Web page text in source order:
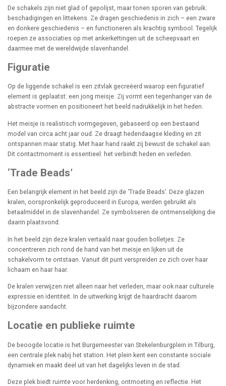
De schakels zijn niet glad of gepolijst, maar tonen sporen van gebruik:
beschadigingen en littekens. Ze dragen geschiedenis in zich – een zware
en donkere geschiedenis – en functioneren als krachtig symbool. Tegelijk
roepen ze associaties op met ankerkettingen uit de scheepvaart en
daarmee met de wereldwijde slavenhandel.
Figuratie
Op de liggende schakel is een zitvlak gecreëerd waarop een figuratief
element is geplaatst: een jong meisje. Zij vormt een tegenhanger van de
abstracte vormen en positioneert het beeld nadrukkelijk in het heden.
Het meisje is realistisch vormgegeven, gebaseerd op een bestaand
model van circa acht jaar oud. Ze draagt hedendaagse kleding en zit
ontspannen maar statig. Met haar hand raakt zij bewust de schakel aan.
Dit contactmoment is essentieel: het verbindt heden en verleden.
‘Trade Beads’
Een belangrijk element in het beeld zijn de ‘Trade Beads’. Deze glazen
kralen, oorspronkelijk geproduceerd in Europa, werden gebruikt als
betaalmiddel in de slavenhandel. Ze symboliseren de ontmenselijking die
daarin plaatsvond.
In het beeld zijn deze kralen vertaald naar gouden bolletjes. Ze
concentreren zich rond de hand van het meisje en lijken uit de
schakelvorm te ontstaan. Vanuit dit punt verspreiden ze zich over haar
lichaam en haar haar.
De kralen verwijzen niet alleen naar het verleden, maar ook naar culturele
expressie en identiteit. In de uitwerking krijgt de haardracht daarom
bijzondere aandacht.
Locatie en publieke ruimte
De beoogde locatie is het Burgemeester van Stekelenburgplein in Tilburg,
een centrale plek nabij het station. Het plein kent een constante sociale
dynamiek en maakt deel uit van het dagelijks leven in de stad.
Deze plek biedt ruimte voor herdenking, ontmoeting en reflectie. Het